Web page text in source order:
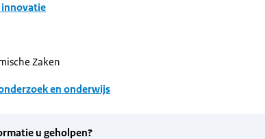
innovatie
Zaken
en onderwijs